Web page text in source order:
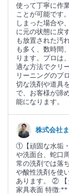
使って丁寧に作
ことが可能です
しまった場合や
に元の状態に戻
も放置された汚
も多く、数時間
ります。プロは
適な方法でクリ
リーニングのプ
切な洗剤や道具
で、お客様が諦
能になります。
株式会社
①【頑固な水垢
や洗面台、蛇口
常の洗剤では落
や酸性洗剤を使
あります。 ② 【
家具表面 特徴:**